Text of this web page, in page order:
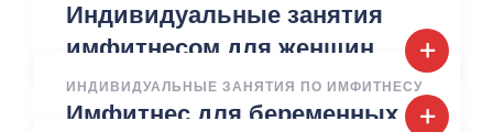
Индивидуальные занятия
имфитнесом для женщин
ИНДИВИДУАЛЬНЫЕ ЗАНЯТИЯ ПО ИМФИТНЕСУ
Имфитнес для беременных